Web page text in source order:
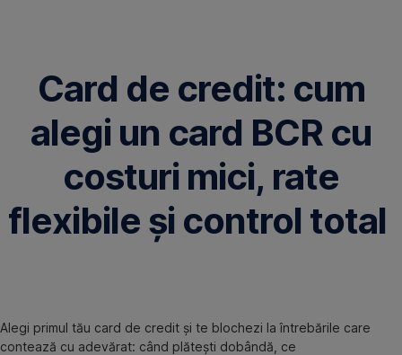
Card de credit: cum
alegi un card BCR cu
costuri mici, rate
flexibile și control total
Alegi primul tău card de credit și te blochezi la întrebările care
contează cu adevărat: când plătești dobândă, ce